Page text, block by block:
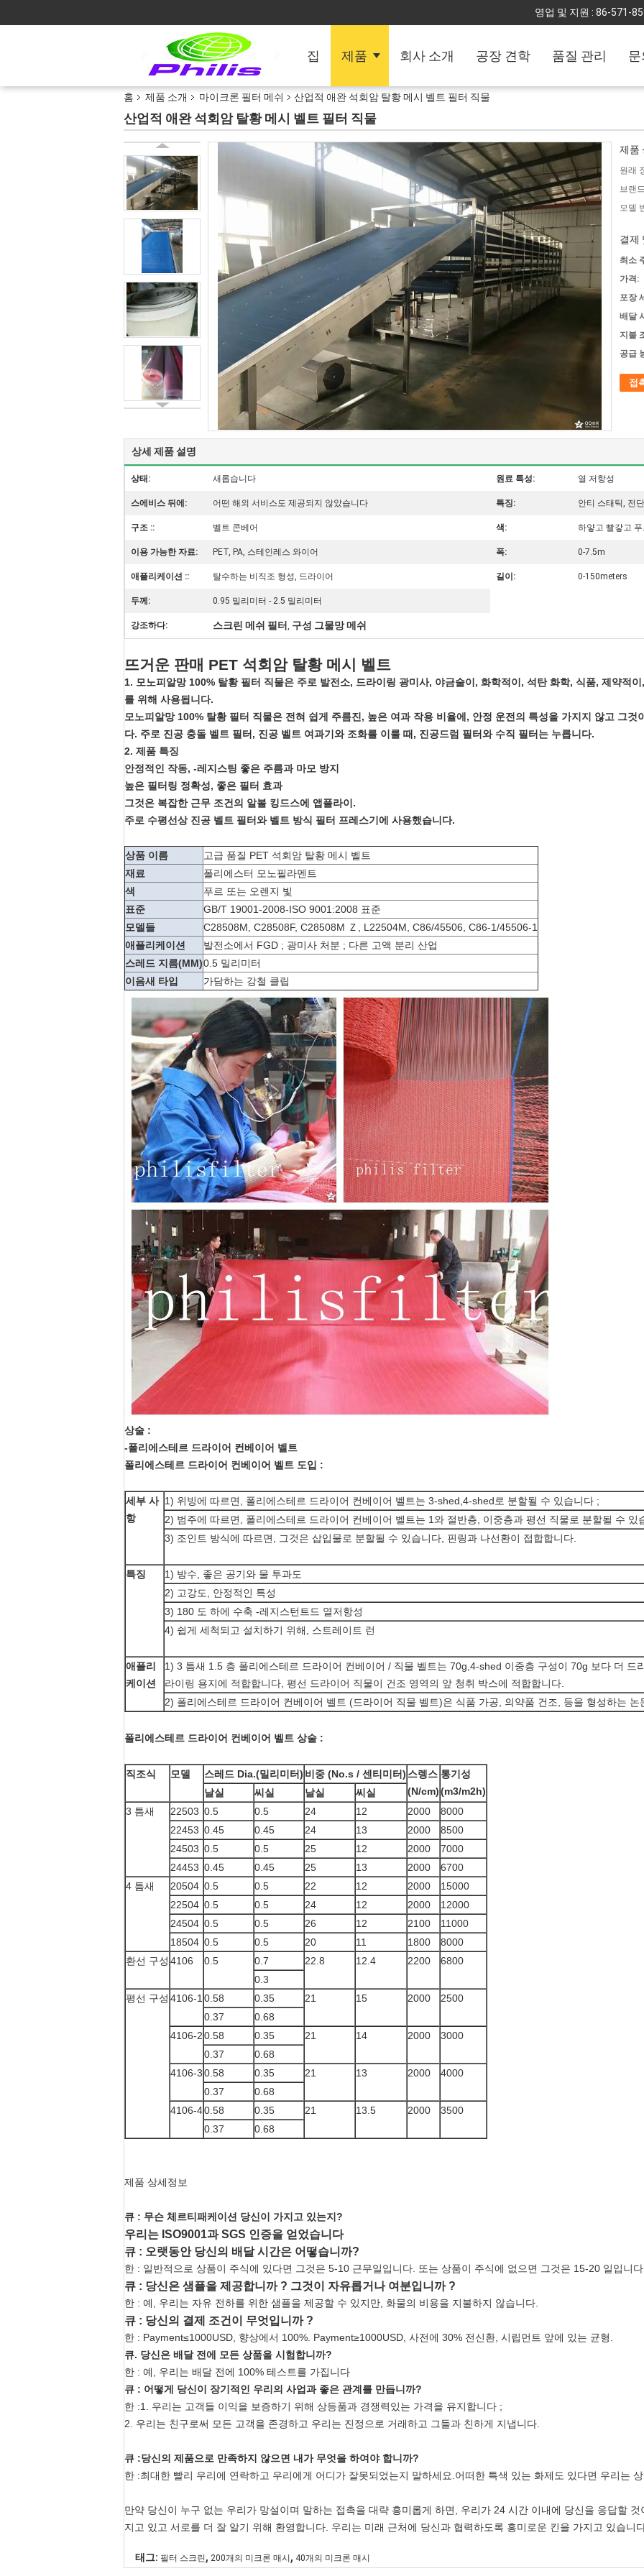
영업 및 지원 : 86-571-
집 제품 회사 소개 공장 견학 품질 관리
홈 제품 소개 마이크론 필터 메쉬 산업적 애완 석회암 탈황 메시 벨트 필터 직물
산업적 애완 석회암 탈황 메시 벨트 필터 직물
제품
원래
브랜
모델
결제
최소
가격:
포장
배달
지불
공급
접
상세 제품 설명
상태: 새롭습니다 원료 특성: 열 저항성
스에비스 뒤에: 어떤 해외 서비스도 제공되지 않았습니다 특징: 안티 스태틱, 전
구조 :: 벨트 콘베어 색: 하얗고 빨갛고
이용 가능한 자료: PET, PA, 스테인레스 와이어 폭: 0-7.5m
애플리케이션 :: 탈수하는 비직조 형성, 드라이어 길이: 0-150meters
두께: 0.95 밀리미터 - 2.5 밀리미터
강조하다: 스크린 메쉬 필터 , 구성 그물망 메쉬
뜨거운 판매 PET 석회암 탈황 메시 벨트
1. 모노피알망 100% 탈황 필터 직물은 주로 발전소, 드라이링 광미사, 야금술이, 화학적이, 석탄 화학, 식품, 제약적
를 위해 사용됩니다.
모노피알망 100% 탈황 필터 직물은 전혀 쉽게 주름진, 높은 여과 작용 비율에, 안정 운전의 특성을 가지지 않고 그
다. 주로 진공 충돌 벨트 필터, 진공 벨트 여과기와 조화를 이룰 때, 진공드럼 필터와 수직 필터는 누릅니다.
2. 제품 특징
안정적인 작동, -레지스팅 좋은 주름과 마모 방지
높은 필터링 정확성, 좋은 필터 효과
그것은 복잡한 근무 조건의 알볼 킹드스에 앱플라이.
주로 수평선상 진공 벨트 필터와 벨트 방식 필터 프레스기에 사용했습니다.
상품 이름
고급 품질 PET 석회암 탈황 메시 벨트
재료
폴리에스터 모노필라멘트
색
푸르 또는 오렌지 빛
표준
GB/T 19001-2008-ISO 9001:2008 표준
모델들
C28508M, C28508F, C28508M Ｚ, L22504M, C86/45506, C86-1/45506-1
애플리케이션
발전소에서 FGD ; 광미사 처분 ; 다른 고액 분리 산업
스레드 지름(MM)0.5 밀리미터
이음새 타입
가담하는 강철 클립
상술 :
-폴리에스테르 드라이어 컨베이어 벨트
폴리에스테르 드라이어 컨베이어 벨트 도입 :
세부 사
항
1) 위빙에 따르면, 폴리에스테르 드라이어 컨베이어 벨트는 3-shed,4-shed로 분할될 수 있습니다 ;
2) 범주에 따르면, 폴리에스테르 드라이어 컨베이어 벨트는 1와 절반층, 이중층과 평선 직물로 분할될 수 있
3) 조인트 방식에 따르면, 그것은 삽입물로 분할될 수 있습니다, 핀링과 나선환이 접합합니다.
특징
1) 방수, 좋은 공기와 물 투과도
2) 고강도, 안정적인 특성
3) 180 도 하에 수축 -레지스턴트드 열저항성
4) 쉽게 세척되고 설치하기 위해, 스트레이트 런
애플리
케이션
1) 3 틈새 1.5 층 폴리에스테르 드라이어 컨베이어 / 직물 벨트는 70g,4-shed 이중층 구성이 70g 보다 더 드
라이링 용지에 적합합니다, 평선 드라이어 직물이 건조 영역의 앞 청취 박스에 적합합니다.
2) 폴리에스테르 드라이어 컨베이어 벨트 (드라이어 직물 벨트)은 식품 가공, 의약품 건조, 등을 형성하는
폴리에스테르 드라이어 컨베이어 벨트 상술 :
직조식 모델 스레드 Dia.(밀리미터) 비중 (No.s / 센티미터) 스렝스
(N/cm)
통기성
(m3/m2h)
날실 씨실 날실
씨실
3 틈새
22503 0.5 0.5 24 12 2000
8000
22453 0.45 0.45 24 13 2000
8500
24503 0.5 0.5 25 12 2000
7000
24453 0.45 0.45 25 13 2000
6700
4 틈새
20504 0.5 0.5 22 12 2000
15000
22504 0.5 0.5 24 12 2000
12000
24504 0.5 0.5 26 12 2100
11000
18504 0.5 0.5 20 11 1800
8000
환선 구성 4106 0.5 0.7 22.8 12.4 2200
6800
0.3
평선 구성 4106-1 0.58 0.35 21 15 2000
2500
0.37
0.68
4106-20.58 0.35 21 14 2000
3000
0.37
0.68
4106-30.58 0.35 21 13 2000
4000
0.37
0.68
4106-40.58 0.35 21 13.5 2000
3500
0.37
0.68
제품 상세정보
큐 : 무슨 체르티패케이션 당신이 가지고 있는지?
우리는 ISO9001과 SGS 인증을 얻었습니다
큐 : 오랫동안 당신의 배달 시간은 어떻습니까?
한 : 일반적으로 상품이 주식에 있다면 그것은 5-10 근무일입니다. 또는 상품이 주식에 없으면 그것은 15-20 일입니
큐 : 당신은 샘플을 제공합니까 ? 그것이 자유롭거나 여분입니까 ?
한 : 예, 우리는 자유 전하를 위한 샘플을 제공할 수 있지만, 화물의 비용을 지불하지 않습니다.
큐 : 당신의 결제 조건이 무엇입니까 ?
한 : Payment≤1000USD, 향상에서 100%. Payment≥1000USD, 사전에 30% 전신환, 시립먼트 앞에 있는 균형.
큐. 당신은 배달 전에 모든 상품을 시험합니까?
한 : 예, 우리는 배달 전에 100% 테스트를 가집니다
큐 : 어떻게 당신이 장기적인 우리의 사업과 좋은 관계를 만듭니까?
한 :1. 우리는 고객들 이익을 보증하기 위해 상등품과 경쟁력있는 가격을 유지합니다 ;
2. 우리는 친구로써 모든 고객을 존경하고 우리는 진정으로 거래하고 그들과 친하게 지냅니다.
큐 :당신의 제품으로 만족하지 않으면 내가 무엇을 하여야 합니까?
한 :최대한 빨리 우리에 연락하고 우리에게 어디가 잘못되었는지 말하세요.어떠한 특색 있는 화제도 있다면 우리는
만약 당신이 누구 없는 우리가 망설이며 말하는 접촉을 대략 흥미롭게 하면, 우리가 24 시간 이내에 당신을 응답할
지고 있고 서로를 더 잘 알기 위해 환영합니다. 우리는 미래 근처에 당신과 협력하도록 흥미로운 킨을 가지고 있습니
태그: 필터 스크린 , 200개의 미크론 매시 , 40개의 미크론 매시